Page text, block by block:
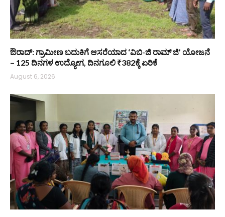
ಔರಾದ್: ಗ್ರಾಮೀಣ ಬದುಕಿಗೆ ಆಸರೆಯಾದ ‘ವಿಬಿ-ಜಿ ರಾಮ್ ಜಿ’ ಯೋಜನೆ
– 125 ದಿನಗಳ ಉದ್ಯೋಗ, ದಿನಗೂಲಿ ₹382ಕ್ಕೆ ಏರಿಕೆ
August 6, 2026